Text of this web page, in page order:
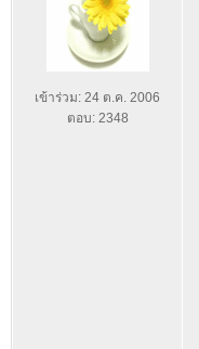
เข้าร่วม: 24 ต.ค. 2006
ตอบ: 2348